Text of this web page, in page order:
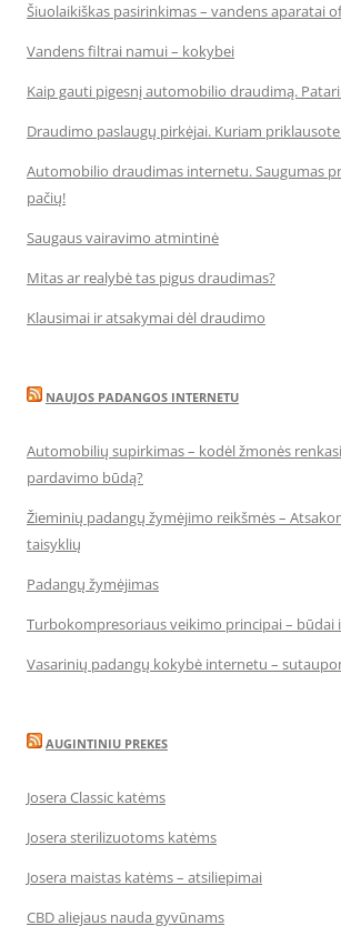
Šiuolaikiškas pasirinkimas – vandens aparatai
Vandens filtrai namui – kokybei
Kaip gauti pigesnį automobilio draudimą.
Draudimo paslaugų pirkėjai. Kuriam priklausote
Automobilio draudimas internetu. Saugumas
pačių!
Saugaus vairavimo atmintinė
Mitas ar realybė tas pigus draudimas?
Klausimai ir atsakymai dėl draudimo
NAUJOS PADANGOS INTERNETU
Automobilių supirkimas – kodėl žmonės
pardavimo būdą?
Žieminių padangų žymėjimo reikšmės –
taisyklių
Padangų žymėjimas
Turbokompresoriaus veikimo principai – būdai
Vasarinių padangų kokybė internetu –
AUGINTINIU PREKES
Josera Classic katėms
Josera sterilizuotoms katėms
Josera maistas katėms – atsiliepimai
CBD aliejaus nauda gyvūnams